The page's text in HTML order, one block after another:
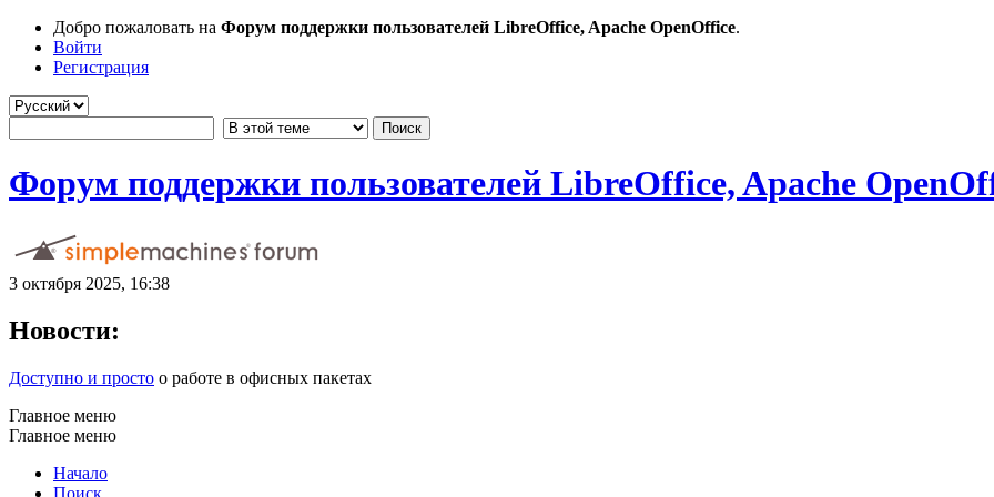
Добро пожаловать на Форум поддержки пользователей LibreOffice, Apache OpenOffice.
Войти
Регистрация
Форум поддержки пользователей LibreOffice, Apache
3 октября 2025, 16:38
Новости:
Доступно и просто о работе в офисных пакетах
Главное меню
Главное меню
Начало
Поиск